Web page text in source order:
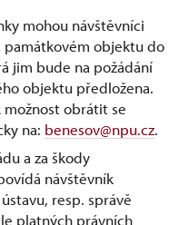
mohou návštěvníci
objektu do
jim bude na požádání
objektu předložena.
možnost obrátit se
na: benesov@npu.cz.
a za škody
návštěvník
resp. správě
platných právních